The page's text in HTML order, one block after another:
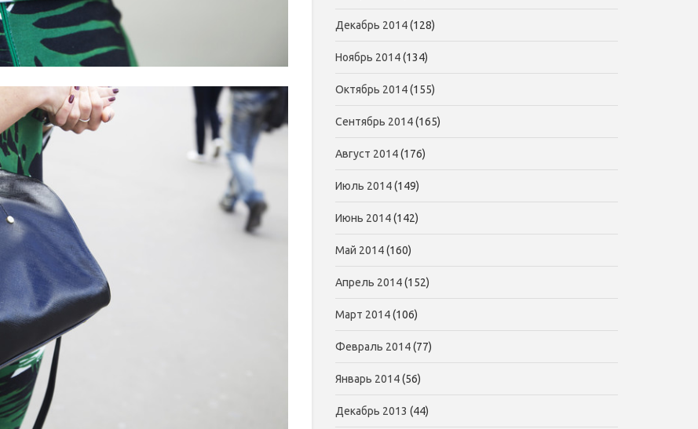
Декабрь 2014(128)
Ноябрь 2014(134)
Октябрь 2014(155)
Сентябрь 2014(165)
Август 2014(176)
Июль 2014(149)
Июнь 2014(142)
Май 2014(160)
Апрель 2014(152)
Март 2014(106)
Февраль 2014(77)
Январь 2014(56)
Декабрь 2013 (44)